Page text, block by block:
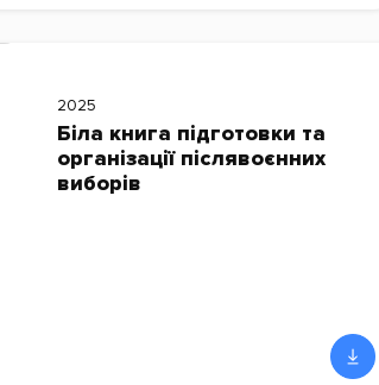
2025
Біла книга підготовки та
організації післявоєнних
виборів